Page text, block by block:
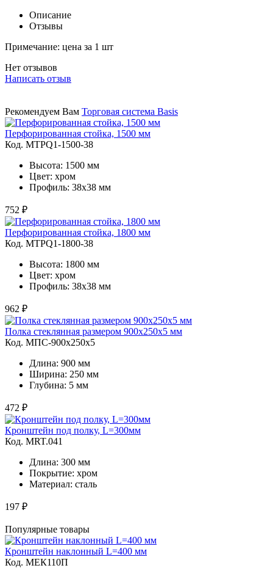
Описание
Отзывы
Примечание: цена за 1 шт
Нет отзывов
Написать отзыв
Рекомендуем Вам Торговая система Basis
Перфорированная стойка, 1500 мм
Код. MTPQ1-1500-38
Высота: 1500 мм
Цвет: хром
Профиль: 38х38 мм
752 ₽
Перфорированная стойка, 1800 мм
Код. MTPQ1-1800-38
Высота: 1800 мм
Цвет: хром
Профиль: 38х38 мм
962 ₽
Полка стеклянная размером 900х250х5 мм
Код. MПС-900х250х5
Длина: 900 мм
Ширина: 250 мм
Глубина: 5 мм
472 ₽
Кронштейн под полку, L=300мм
Код. MRT.041
Длина: 300 мм
Покрытие: хром
Материал: сталь
197 ₽
Популярные товары
Кронштейн наклонный L=400 мм
Код. MЕК110П